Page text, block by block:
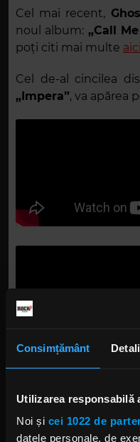
Consimțământ
Utilizarea responsabilă
Noi și cei 1022 de
datele personale, de
Cel mai recent,
noul album: „Call
poți citi mai multe aici
Cel de-al cincilea
„Impera”, va apărea